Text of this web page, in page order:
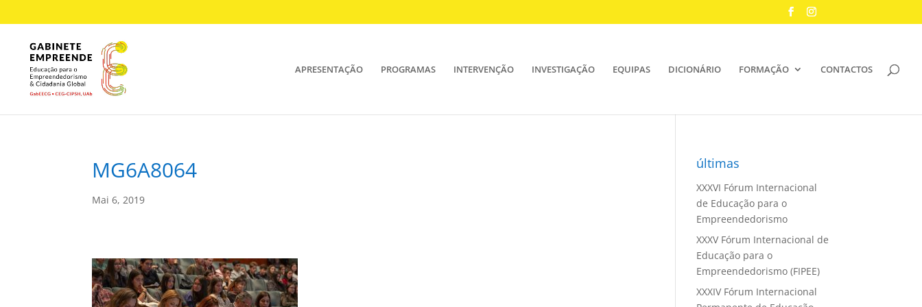
APRESENTAÇÃO PROGRAMAS INTERVENÇÃO INVESTIGAÇÃO EQUIPAS DICIONÁRIO FORMAÇÃO CONTACTOS
MG6A8064
Mai 6, 2019
últimas
XXXVI Fórum Internacional
de Educação para o
Empreendedorismo
XXXV Fórum Internacional de
Educação para o
Empreendedorismo (FIPEE)
XXXIV Fórum Internacional